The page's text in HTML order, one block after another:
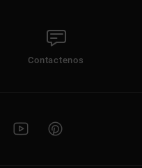
Contactenos